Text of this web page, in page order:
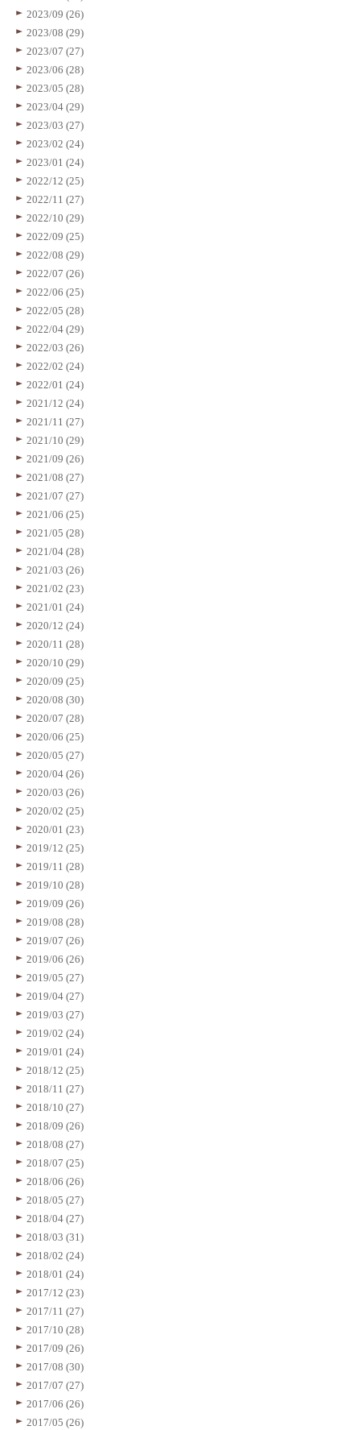
2023/09 (26)
2023/08 (29)
2023/07 (27)
2023/06 (28)
2023/05 (28)
2023/04 (29)
2023/03 (27)
2023/02 (24)
2023/01 (24)
2022/12 (25)
2022/11 (27)
2022/10 (29)
2022/09 (25)
2022/08 (29)
2022/07 (26)
2022/06 (25)
2022/05 (28)
2022/04 (29)
2022/03 (26)
2022/02 (24)
2022/01 (24)
2021/12 (24)
2021/11 (27)
2021/10 (29)
2021/09 (26)
2021/08 (27)
2021/07 (27)
2021/06 (25)
2021/05 (28)
2021/04 (28)
2021/03 (26)
2021/02 (23)
2021/01 (24)
2020/12 (24)
2020/11 (28)
2020/10 (29)
2020/09 (25)
2020/08 (30)
2020/07 (28)
2020/06 (25)
2020/05 (27)
2020/04 (26)
2020/03 (26)
2020/02 (25)
2020/01 (23)
2019/12 (25)
2019/11 (28)
2019/10 (28)
2019/09 (26)
2019/08 (28)
2019/07 (26)
2019/06 (26)
2019/05 (27)
2019/04 (27)
2019/03 (27)
2019/02 (24)
2019/01 (24)
2018/12 (25)
2018/11 (27)
2018/10 (27)
2018/09 (26)
2018/08 (27)
2018/07 (25)
2018/06 (26)
2018/05 (27)
2018/04 (27)
2018/03 (31)
2018/02 (24)
2018/01 (24)
2017/12 (23)
2017/11 (27)
2017/10 (28)
2017/09 (26)
2017/08 (30)
2017/07 (27)
2017/06 (26)
2017/05 (26)